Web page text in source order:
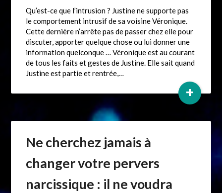
Qu’est-ce que l’intrusion ? Justine ne supporte pas
le comportement intrusif de sa voisine Véronique.
Cette dernière n’arrête pas de passer chez elle pour
discuter, apporter quelque chose ou lui donner une
information quelconque … Véronique est au courant
de tous les faits et gestes de Justine. Elle sait quand
Justine est partie et rentrée,…
+
Ne cherchez jamais à
changer votre pervers
narcissique : il ne voudra